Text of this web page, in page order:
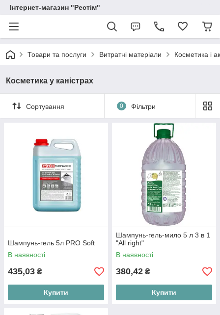
Інтернет-магазин "Рестім"
Товари та послуги Витратні матеріали Косметика і
Косметика у каністрах
Сортування 0 Фільтри
Шампунь-гель 5л PRO Soft
В наявності
435,03 ₴
Купити
Шампунь-гель-мило 5 л 3 в 1
"All right"
В наявності
380,42 ₴
Купити